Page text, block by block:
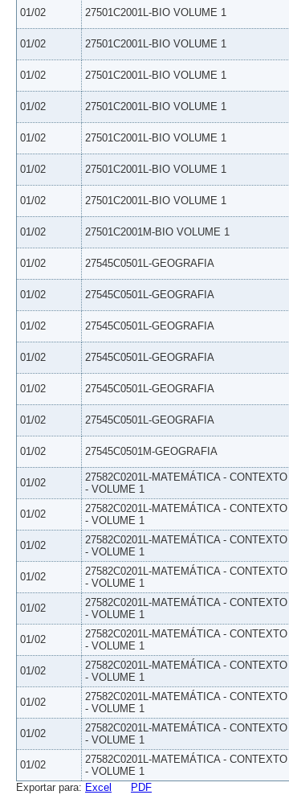
01/02 27501C2001L-BIO VOLUME 1
01/02 27501C2001L-BIO VOLUME 1
01/02 27501C2001L-BIO VOLUME 1
01/02 27501C2001L-BIO VOLUME 1
01/02 27501C2001L-BIO VOLUME 1
01/02 27501C2001L-BIO VOLUME 1
01/02 27501C2001L-BIO VOLUME 1
01/02 27501C2001M-BIO VOLUME 1
01/02 27545C0501L-GEOGRAFIA
01/02 27545C0501L-GEOGRAFIA
01/02 27545C0501L-GEOGRAFIA
01/02 27545C0501L-GEOGRAFIA
01/02 27545C0501L-GEOGRAFIA
01/02 27545C0501L-GEOGRAFIA
01/02 27545C0501M-GEOGRAFIA
01/02
27582C0201L-MATEMÁTICA -
- VOLUME 1
01/02
27582C0201L-MATEMÁTICA -
- VOLUME 1
01/02
27582C0201L-MATEMÁTICA -
- VOLUME 1
01/02
27582C0201L-MATEMÁTICA -
- VOLUME 1
01/02
27582C0201L-MATEMÁTICA -
- VOLUME 1
01/02
27582C0201L-MATEMÁTICA -
- VOLUME 1
01/02
27582C0201L-MATEMÁTICA -
- VOLUME 1
01/02
27582C0201L-MATEMÁTICA -
- VOLUME 1
01/02
27582C0201L-MATEMÁTICA -
- VOLUME 1
01/02
27582C0201L-MATEMÁTICA -
- VOLUME 1
Exportar para: Excel PDF